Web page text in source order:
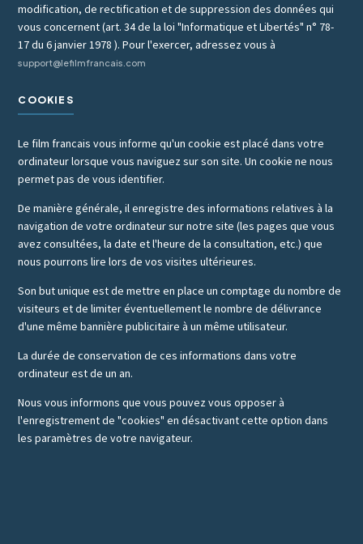
modification, de rectification et de suppression des données qui
vous concernent (art. 34 de la loi "Informatique et Libertés" n° 78-
17 du 6 janvier 1978 ). Pour l'exercer, adressez vous à
support@lefilmfrancais.com
COOKIES
Le film francais vous informe qu'un cookie est placé dans votre
ordinateur lorsque vous naviguez sur son site. Un cookie ne nous
permet pas de vous identifier.
De manière générale, il enregistre des informations relatives à la
navigation de votre ordinateur sur notre site (les pages que vous
avez consultées, la date et l'heure de la consultation, etc.) que
nous pourrons lire lors de vos visites ultérieures.
Son but unique est de mettre en place un comptage du nombre de
visiteurs et de limiter éventuellement le nombre de délivrance
d'une même bannière publicitaire à un même utilisateur.
La durée de conservation de ces informations dans votre
ordinateur est de un an.
Nous vous informons que vous pouvez vous opposer à
l'enregistrement de "cookies" en désactivant cette option dans
les paramètres de votre navigateur.